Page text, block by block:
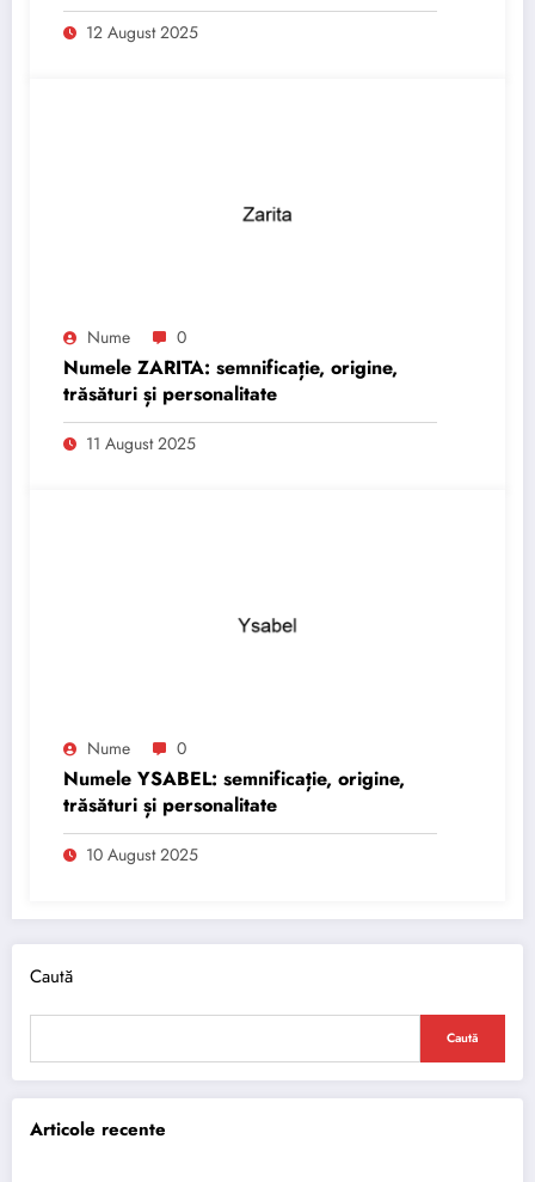
12 August 2025
Nume 0
Numele ZARITA: semnificație, origine,
trăsături și personalitate
11 August 2025
Nume 0
Numele YSABEL: semnificație, origine,
trăsături și personalitate
10 August 2025
Caută
Caută
Articole recente